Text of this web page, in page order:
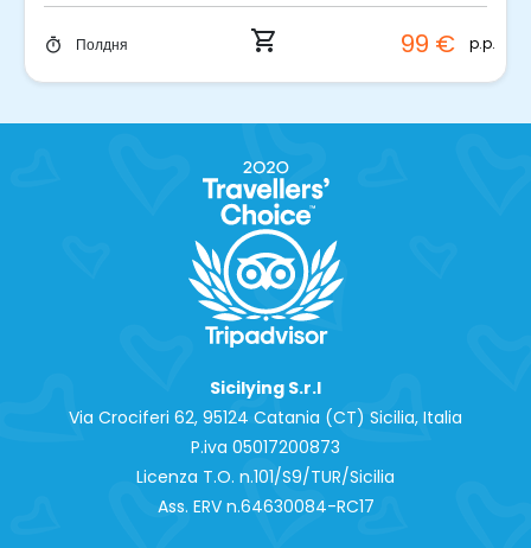
timer Полдня shopping_cart 99 € p.p.
Sicilying S.r.l
Via Crociferi 62, 95124 Catania (CT) Sicilia, Italia
P.iva 0‍5017200873
Licenza T.O. n.101/S9/TUR/Sicilia
Ass. ERV n.64630084-RC17